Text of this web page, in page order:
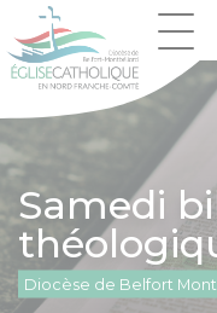
Samedi
Diocèse de Belfort